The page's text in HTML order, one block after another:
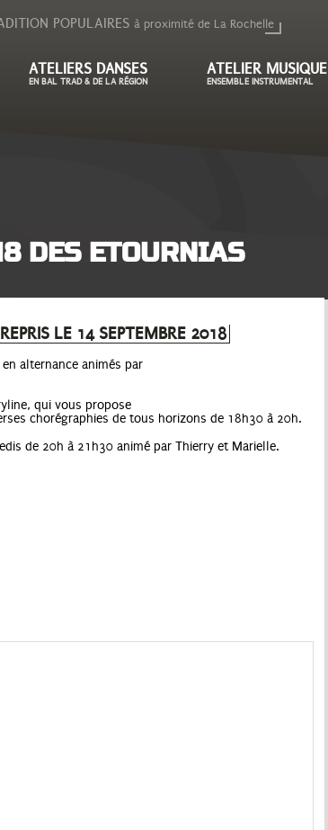
POPULAIRES à proximité de La Rochelle
ATELIERS DANSES
EN BAL TRAD & DE LA RÉGION
ATELIER MUSIQUE
ENSEMBLE INSTRUMENTAL
DES ETOURNIAS
LE 14 SEPTEMBRE 2018
alternance animés par
qui vous propose
chorégraphies de tous horizons de 18h30 à 20h.
de 20h à 21h30 animé par Thierry et Marielle.